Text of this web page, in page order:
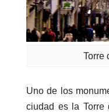
Torre
Uno de los
ciudad es la Torre